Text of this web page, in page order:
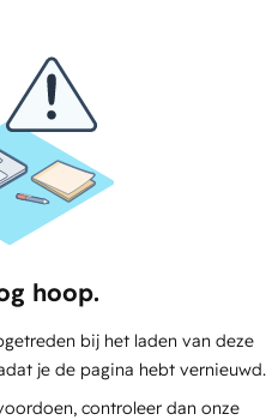
hoop.
bij het laden van deze
je de pagina hebt vernieuwd.
controleer dan onze